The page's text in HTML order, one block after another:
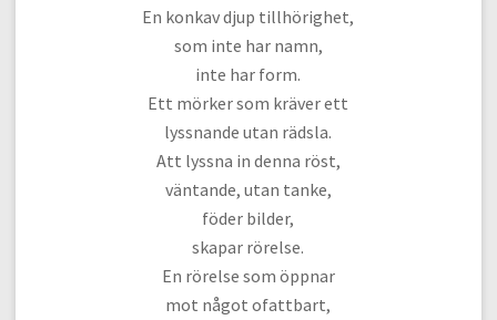
En konkav djup tillhörighet,
som inte har namn,
inte har form.
Ett mörker som kräver ett
lyssnande utan rädsla.
Att lyssna in denna röst,
väntande, utan tanke,
föder bilder,
skapar rörelse.
En rörelse som öppnar
mot något ofattbart,